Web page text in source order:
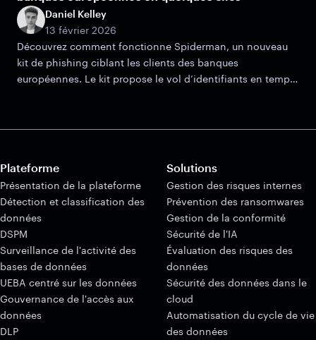
Daniel Kelley
13 février 2026
Découvrez comment fonctionne Spiderman, un nouveau
kit de phishing ciblant les clients des banques
européennes. Le kit propose le vol d’identifiants en temps
Plateforme
Présentation de la plateforme
Détection et classification des
données
DSPM
Surveillance de l'activité des
bases de données
UEBA centré sur les données
Gouvernance de l'accès aux
données
DLP
Solutions
Gestion des risques internes
Prévention des ransomwares
Gestion de la conformité
Sécurité de l'IA
Évaluation des risques des
données
Sécurité des données dans le
cloud
Automatisation du cycle de vie
des données